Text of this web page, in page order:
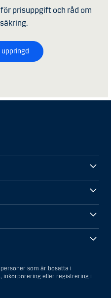
för prisuppgift och råd om
uppringd
som är bosatta i
inkorporering eller registrering i